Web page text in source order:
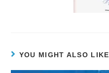
YOU MIGHT ALSO LIKE